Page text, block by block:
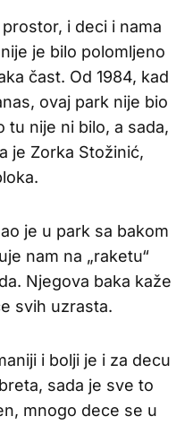
i deci i nama
je bilo polomljeno
čast. Od 1984, kad
ovaj park nije bio
tu nije ni bilo, a sada,
je Zorka Stožinić,
je u park sa bakom
nam na „raketu“
Njegova baka kaže
svih uzrasta.
i bolji je i za decu
sada je sve to
mnogo dece se u